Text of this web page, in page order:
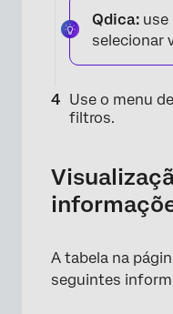
Qdica: use
selecionar
Use o menu
filtros.
A tabela na
seguintes